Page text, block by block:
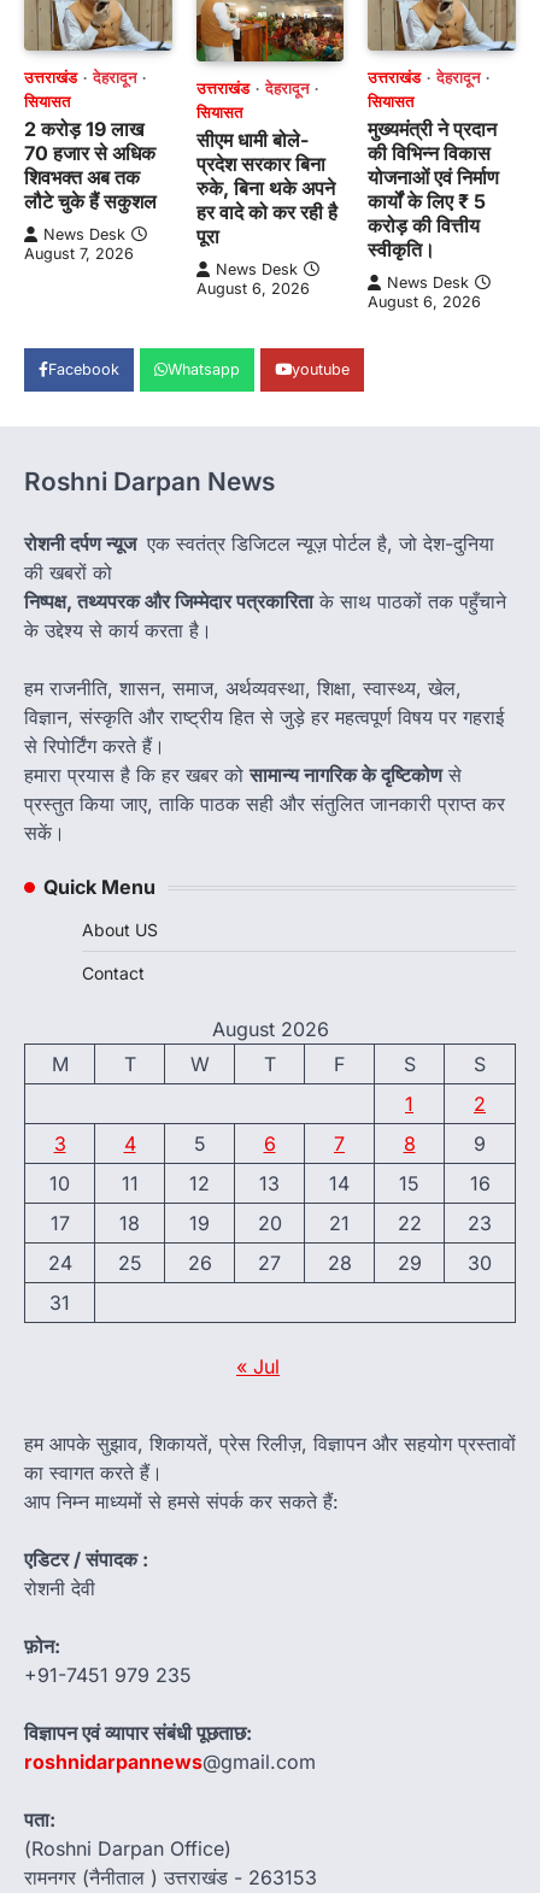
उत्तराखंड
देहरादून
सियासत
2 करोड़ 19 लाख
70 हजार से अधिक
शिवभक्त अब तक
लौटे चुके हैं सकुशल
News Desk
August 7, 2026
उत्तराखंड
देहरादून
सियासत
सीएम धामी बोले-
प्रदेश सरकार बिना
रुके, बिना थके अपने
हर वादे को कर रही है
पूरा
News Desk
August 6, 2026
उत्तराखंड
देहरादून
सियासत
मुख्यमंत्री ने प्रदान
की विभिन्न विकास
योजनाओं एवं निर्माण
कार्यों के लिए ₹ 5
करोड़ की वित्तीय
स्वीकृति।
News Desk
August 6, 2026
Facebook Whatsapp youtube
Roshni Darpan News
रोशनी दर्पण न्यूज एक स्वतंत्र डिजिटल न्यूज़ पोर्टल है, जो देश-दुनिया
की खबरों को
निष्पक्ष, तथ्यपरक और जिम्मेदार पत्रकारिताके साथ पाठकों तक पहुँचाने
के उद्देश्य से कार्य करता है।
हम राजनीति, शासन, समाज, अर्थव्यवस्था, शिक्षा, स्वास्थ्य, खेल,
विज्ञान, संस्कृति और राष्ट्रीय हित से जुड़े हर महत्वपूर्ण विषय पर गहराई
से रिपोर्टिंग करते हैं।
हमारा प्रयास है कि हर खबर कोसामान्य नागरिक के दृष्टिकोणसे
प्रस्तुत किया जाए, ताकि पाठक सही और संतुलित जानकारी प्राप्त कर
सकें।
Quick Menu
About US
Contact
August 2026
M
T W T F S
S
1
2
3
4 5 6 7 8
9
10
11 12 13 14 15
16
17
18 19 20 21 22
23
24
25 26 27 28 29
30
31
« Jul
हम आपके सुझाव, शिकायतें, प्रेस रिलीज़, विज्ञापन और सहयोग प्रस्तावों
का स्वागत करते हैं।
आप निम्न माध्यमों से हमसे संपर्क कर सकते हैं:
एडिटर / संपादक :
रोशनी देवी
फ़ोन:
+91-7451 979 235
विज्ञापन एवं व्यापार संबंधी पूछताछ:
roshnidarpannews@gmail.com
पता:
(Roshni Darpan Office)
रामनगर (नैनीताल ) उत्तराखंड - 263153